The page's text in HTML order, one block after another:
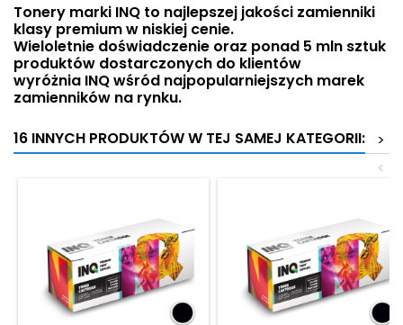
Tonery marki INQ to najlepszej jakości zamienniki
klasy premium w niskiej cenie.
Wieloletnie doświadczenie oraz ponad 5 mln sztuk
produktów dostarczonych do klientów
wyróżnia INQ wśród najpopularniejszych marek
zamienników na rynku.
16 INNYCH PRODUKTÓW W TEJ SAMEJ KATEGORII:
>
<